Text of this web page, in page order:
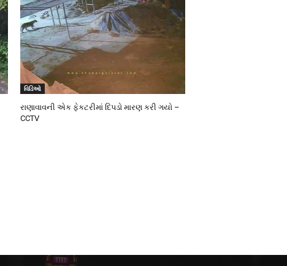
વિડિઓ
રાણાવાવની એક ફેકટરીમાં દિપડો મારણ કરી ગયો –
CCTV